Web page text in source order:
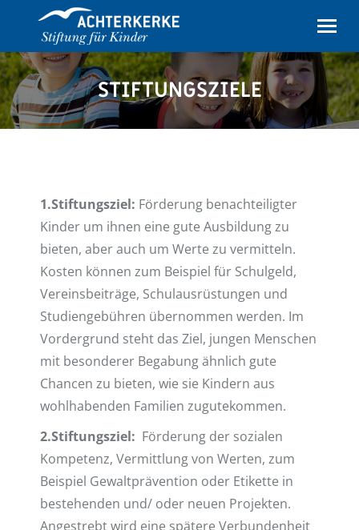
STIFTUNGSZIELE
1.Stiftungsziel: Förderung benachteiligter
Kinder um ihnen eine gute Ausbildung zu
bieten, aber auch um Werte zu vermitteln.
Kosten können zum Beispiel für Schulgeld,
Vereinsbeiträge, Schulausrüstungen und
Studiengebühren übernommen werden. Im
Vordergrund steht das Ziel, jungen Menschen
mit besonderer Begabung ähnlich gute
Chancen zu bieten, wie sie Kindern aus
wohlhabenden Familien zugutekommen.
2.Stiftungsziel: Förderung der sozialen
Kompetenz, Vermittlung von Werten, zum
Beispiel Gewaltprävention oder Etikette in
bestehenden und/ oder neuen Projekten.
Angestrebt wird eine spätere Verbundenheit